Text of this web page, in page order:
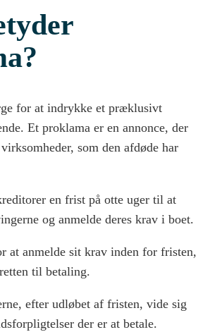
for at indrykke et præklusivt
Et proklama er en annonce, der
som den afdøde har
en frist på otte uger til at
og anmelde deres krav i boet.
at anmelde sit krav inden for fristen,
til betaling.
efter udløbet af fristen, vide sig
der er at betale.